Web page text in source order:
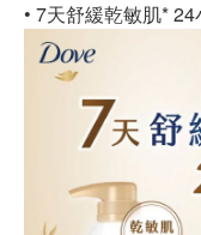
• 7天舒緩乾敏肌*